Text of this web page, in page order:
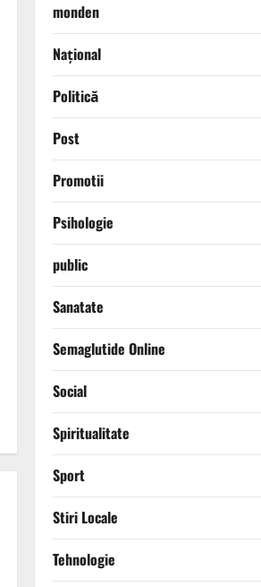
monden
Național
Politică
Post
Promotii
Psihologie
public
Sanatate
Semaglutide Online
Social
Spiritualitate
Sport
Stiri Locale
Tehnologie